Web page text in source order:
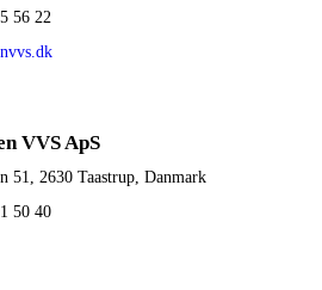
56 22
VVS ApS
51, 2630 Taastrup, Danmark
50 40